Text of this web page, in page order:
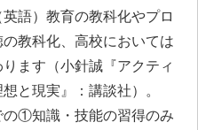
語）教育の教科化やプロ
教科化、高校においては
ます（小針誠『アクティ
と現実』：講談社）。
①知識・技能の習得のみ